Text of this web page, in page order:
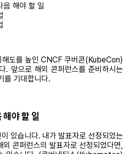
음 해야 할 일
해도를 높인 CNCF 쿠버콘(KubeCon)
. 앞으로 해외 콘퍼런스를 준비하시는
를 기대합니다.
해야 할 일
있습니다. 내가 발표자로 선정되었는
콘퍼런스의 발표자로 선정되었다면,